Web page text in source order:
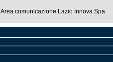
Area comunicazione Lazio Innova Spa